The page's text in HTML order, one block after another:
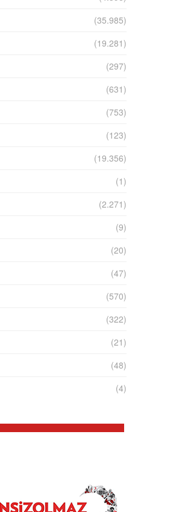
(35.985)
(19.281)
(297)
(631)
(753)
(123)
(19.356)
(1)
(2.271)
(9)
(20)
(47)
(570)
(322)
(21)
(48)
(4)